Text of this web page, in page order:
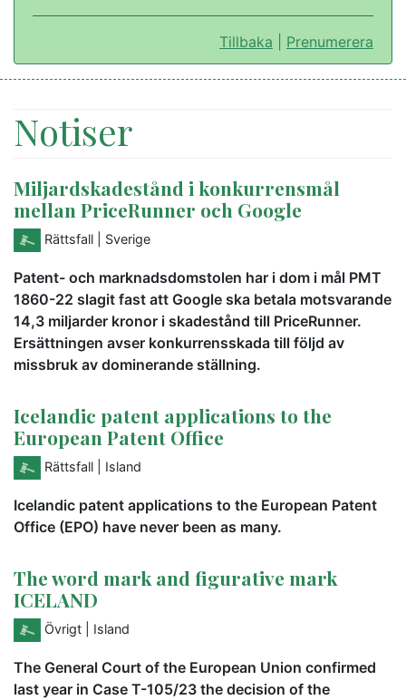
Tillbaka Prenumerera
Notiser
Miljardskadestånd i konkurrensmål
mellan PriceRunner och Google
Rättsfall | Sverige
Patent- och marknadsdomstolen har i dom i mål PMT
1860-22 slagit fast att Google ska betala motsvarande
14,3 miljarder kronor i skadestånd till PriceRunner.
Ersättningen avser konkurrensskada till följd av
missbruk av dominerande ställning.
Icelandic patent applications to the
European Patent Office
Rättsfall | Island
Icelandic patent applications to the European Patent
Office (EPO) have never been as many.
The word mark and figurative mark
ICELAND
Övrigt | Island
The General Court of the European Union confirmed
last year in Case T-105/23 the decision of the